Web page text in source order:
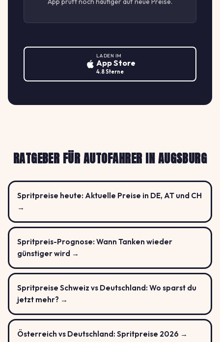
LADEN IM
App Store
4.8 Sterne
RATGEBER FÜR AUTOFAHRER IN AUGSBURG
Spritpreise heute: Aktuelle Preise in DE, AT und CH
→
Spritpreis-Prognose: Wann Tanken wieder
günstiger wird →
Spritpreise Schweiz vs Deutschland: Wo sparst du
jetzt mehr? →
Österreich vs Deutschland: Spritpreise 2026 →